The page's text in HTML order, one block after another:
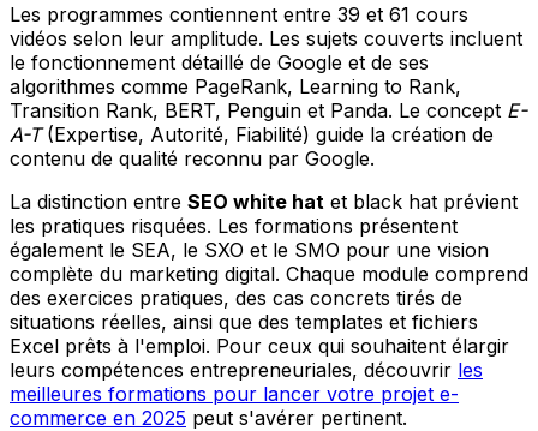
Les programmes contiennent entre 39 et 61 cours
vidéos selon leur amplitude. Les sujets couverts incluent
le fonctionnement détaillé de Google et de ses
algorithmes comme PageRank, Learning to Rank,
Transition Rank, BERT, Penguin et Panda. Le concept E-
A-T(Expertise, Autorité, Fiabilité) guide la création de
contenu de qualité reconnu par Google.
La distinction entre SEO white hat et black hat prévient
les pratiques risquées. Les formations présentent
également le SEA, le SXO et le SMO pour une vision
complète du marketing digital. Chaque module comprend
des exercices pratiques, des cas concrets tirés de
situations réelles, ainsi que des templates et fichiers
Excel prêts à l'emploi. Pour ceux qui souhaitent élargir
leurs compétences entrepreneuriales, découvrir les
meilleures formations pour lancer votre projet e-
commerce en 2025 peut s'avérer pertinent.